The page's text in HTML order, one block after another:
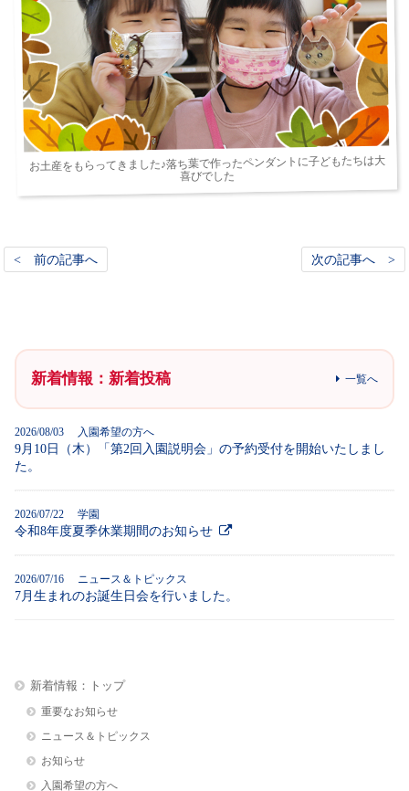
お土産をもらってきました♪落ち葉で作ったペンダントに子どもたちは大
喜びでした
< 前の記事へ 次の記事へ >
新着情報：新着投稿 一覧へ
2026/08/03 入園希望の方へ
9月10日（木）「第2回入園説明会」の予約受付を開始いたしまし
た。
2026/07/22 学園
令和8年度夏季休業期間のお知らせ
2026/07/16 ニュース＆トピックス
7月生まれのお誕生日会を行いました。
新着情報：トップ
重要なお知らせ
ニュース＆トピックス
お知らせ
入園希望の方へ